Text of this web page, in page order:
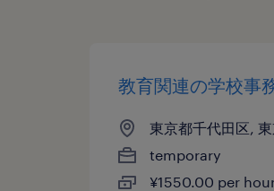
教育関連の学校事
東京都千代田区,
temporary
¥1550.00 per